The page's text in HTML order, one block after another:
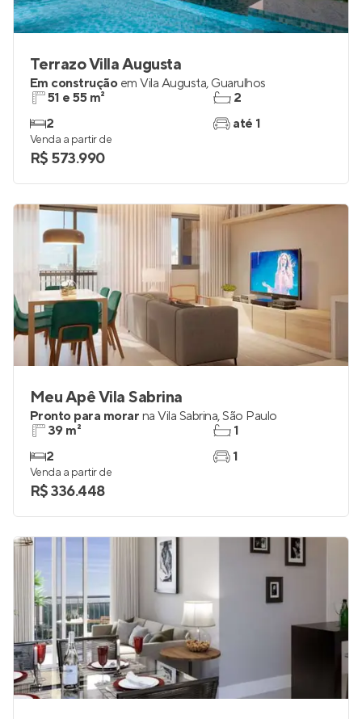
Terrazo Villa Augusta
Em construção em Vila Augusta, Guarulhos
51 e 55 m²
2
2
até 1
Venda a partir de
R$ 573.990
Meu Apê Vila Sabrina
Pronto para morar na Vila Sabrina,São Paulo
39 m²
2
1
1
Venda a partir de
R$ 336.448